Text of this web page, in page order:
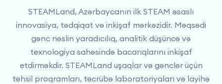
STEAMLand, Azərbaycanın ilk STEAM əsaslı
innovasiya, tədqiqat və inkişaf mərkəzidir. Məqsədi
gənc nəslin yaradıcılıq, analitik düşüncə və
texnologiya sahəsində bacarıqlarını inkişaf
etdirməkdir. STEAMLand uşaqlar və gənclər üçün
təhsil proqramları, təcrübə laboratoriyaları və layihə